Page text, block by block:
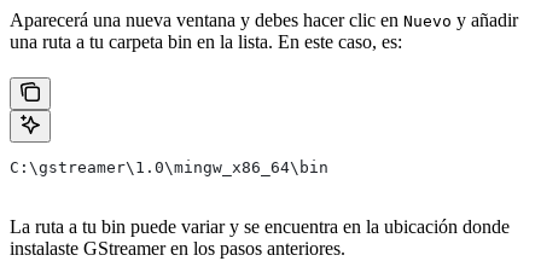
Aparecerá una nueva ventana y debes hacer clic en Nuevo y añadir
una ruta a tu carpeta bin en la lista. En este caso, es:
C:\gstreamer\1.0\mingw_x86_64\bin
La ruta a tu bin puede variar y se encuentra en la ubicación donde
instalaste GStreamer en los pasos anteriores.